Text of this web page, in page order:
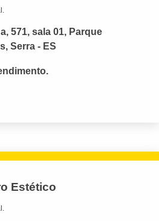
571, sala 01, Parque
Serra - ES
Estético